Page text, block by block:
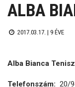
ALBA
2017.03.17. | 9 ÉVE
Alba Bianca
Telefonszám: 20/